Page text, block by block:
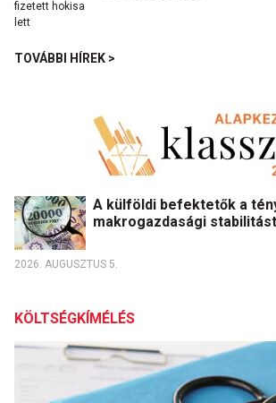
TOVÁBBI HÍREK >
A külföldi befektetők a
makrogazdasági
2026. AUGUSZTUS 5.
KÖLTSÉGKÍMÉLÉS